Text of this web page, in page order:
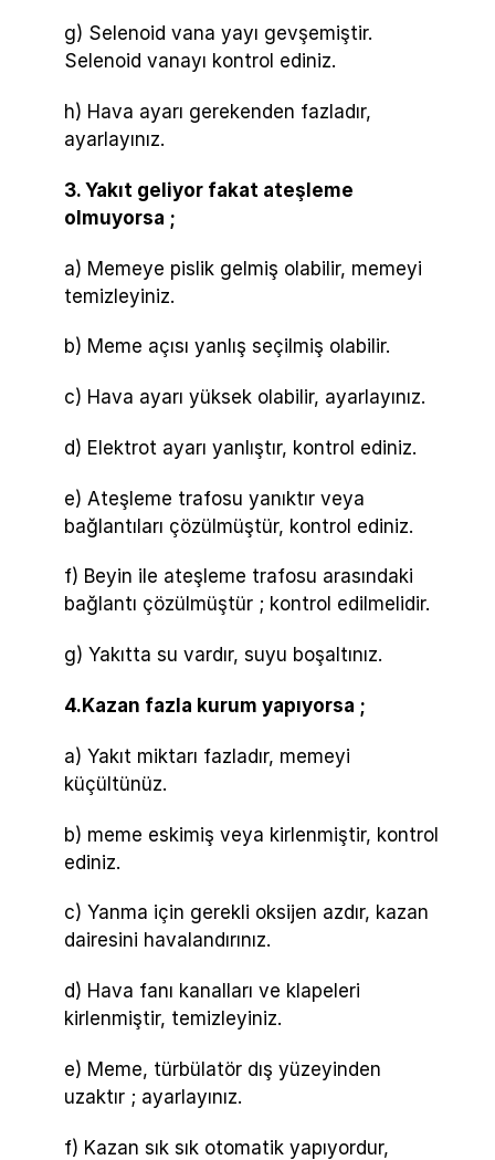
g) Selenoid vana yayı gevşemiştir.
Selenoid vanayı kontrol ediniz.
h) Hava ayarı gerekenden fazladır,
ayarlayınız.
3. Yakıt geliyor fakat ateşleme
olmuyorsa ;
a) Memeye pislik gelmiş olabilir, memeyi
temizleyiniz.
b) Meme açısı yanlış seçilmiş olabilir.
c) Hava ayarı yüksek olabilir, ayarlayınız.
d) Elektrot ayarı yanlıştır, kontrol ediniz.
e) Ateşleme trafosu yanıktır veya
bağlantıları çözülmüştür, kontrol ediniz.
f) Beyin ile ateşleme trafosu arasındaki
bağlantı çözülmüştür ; kontrol edilmelidir.
g) Yakıtta su vardır, suyu boşaltınız.
4.Kazan fazla kurum yapıyorsa ;
a) Yakıt miktarı fazladır, memeyi
küçültünüz.
b) meme eskimiş veya kirlenmiştir, kontrol
ediniz.
c) Yanma için gerekli oksijen azdır, kazan
dairesini havalandırınız.
d) Hava fanı kanalları ve klapeleri
kirlenmiştir, temizleyiniz.
e) Meme, türbülatör dış yüzeyinden
uzaktır ; ayarlayınız.
f) Kazan sık sık otomatik yapıyordur,